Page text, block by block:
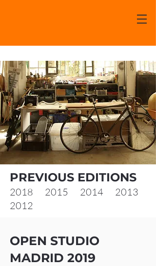
PREVIOUS EDITIONS
2018 2015 2014
2013
2012
OPEN STUDIO
MADRID 2019